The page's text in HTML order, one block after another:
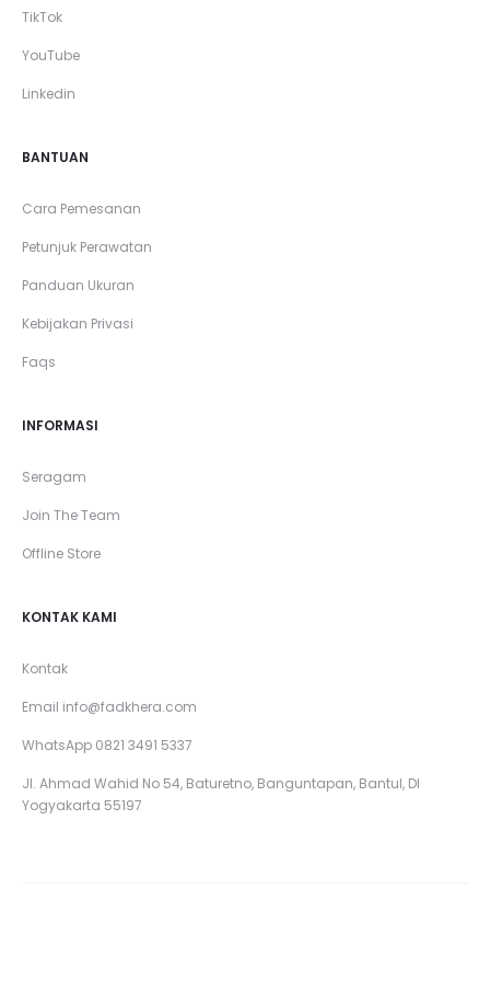
TikTok
YouTube
Linkedin
BANTUAN
Cara Pemesanan
Petunjuk Perawatan
Panduan Ukuran
Kebijakan Privasi
Faqs
INFORMASI
Seragam
Join The Team
Offline Store
KONTAK KAMI
Kontak
Email info@fadkhera.com
WhatsApp 0821 3491 5337
Jl. Ahmad Wahid No 54, Baturetno, Banguntapan, Bantul, DI
Yogyakarta 55197